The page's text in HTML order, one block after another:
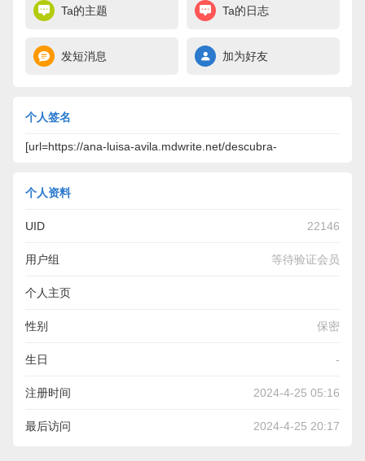
Ta的主题 Ta的日志
发短消息 加为好友
个人签名
[url=https://ana-luisa-avila.mdwrite.net/descubra-
个人资料
UID 22146
用户组 等待验证会员
个人主页
https://ana-luisa-avila.mdwrite.net/descubra-o-custo-real-de-
uma-mudan-c3-a7a-de-casa-tudo-que-voc-c3-aa-precisa-
saber
性别 保密
生日 -
注册时间 2024-4-25 05:16
最后访问 2024-4-25 20:17